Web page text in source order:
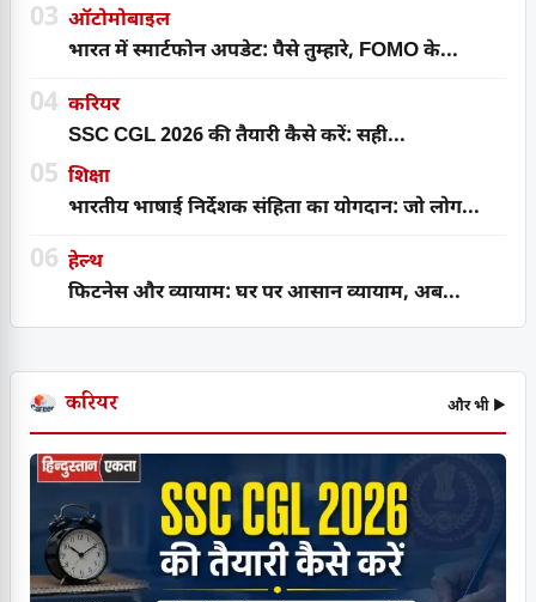
03 ऑटोमोबाइल
भारत में स्मार्टफोन अपडेट: पैसे तुम्हारे, FOMO के...
04 करियर
SSC CGL 2026 की तैयारी कैसे करें: सही...
05 शिक्षा
भारतीय भाषाई निर्देशक संहिता का योगदान: जो लोग...
06 हेल्थ
फिटनेस और व्यायाम: घर पर आसान व्यायाम, अब...
करियर और भी ▶